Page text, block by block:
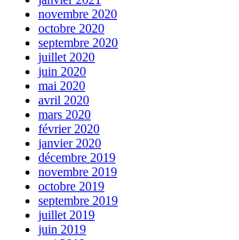
novembre 2020
octobre 2020
septembre 2020
juillet 2020
juin 2020
mai 2020
avril 2020
mars 2020
février 2020
janvier 2020
décembre 2019
novembre 2019
octobre 2019
septembre 2019
juillet 2019
juin 2019